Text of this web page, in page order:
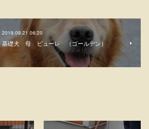
2019.09.21 06:20
基礎犬 母 ピューレ （ゴールデン）